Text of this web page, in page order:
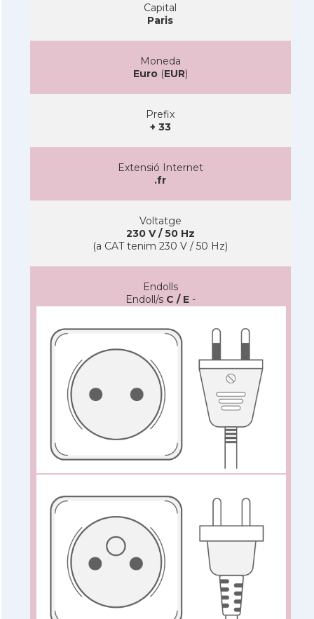
Capital
Paris
Moneda
Euro(EUR)
Prefix
+ 33
Extensió Internet
.fr
Voltatge
230 V / 50 Hz
(a CAT tenim 230 V / 50 Hz)
Endolls
Endoll/s C / E-